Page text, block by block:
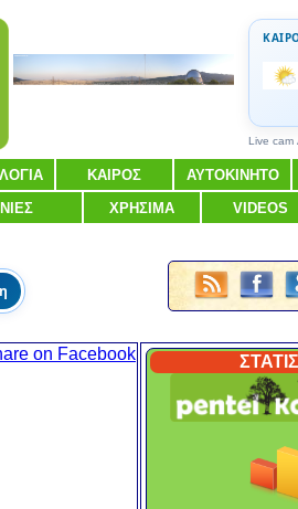
Live cam
ΚΑΙΡΟΣ ΑΥΤΟΚΙΝΗΤΟ
ΧΡΗΣΙΜΑ VIDEOS
on Facebook